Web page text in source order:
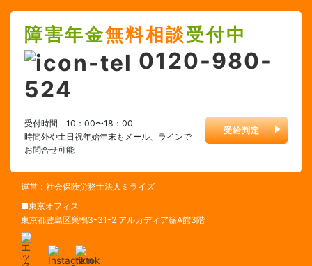
障害年金無料相談受付中
0120-980-
524
受付時間 10：00〜18：00
時間外や土日祝年始年末もメール、ラインで
お問合せ可能
受給判定
運営：社会保険労務士法人ミライズ
■東京オフィス
東京都豊島区巣鴨3-31-2 アルカディア篠A館3階